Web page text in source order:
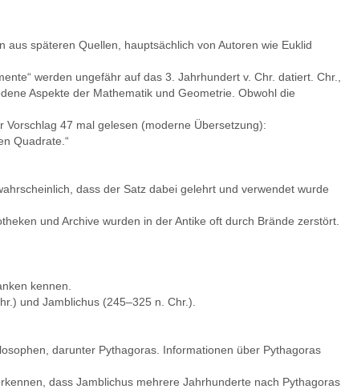
späteren Quellen, hauptsächlich von Autoren wie Euklid
werden ungefähr auf das 3. Jahrhundert v. Chr. datiert. Chr.,
Aspekte der Mathematik und Geometrie. Obwohl die
47 mal gelesen (moderne Übersetzung):
Quadrate.“
dass der Satz dabei gelehrt und verwendet wurde
und Archive wurden in der Antike oft durch Brände zerstört.
kennen.
und Jamblichus (245–325 n. Chr.).
darunter Pythagoras. Informationen über Pythagoras
dass Jamblichus mehrere Jahrhunderte nach Pythagoras